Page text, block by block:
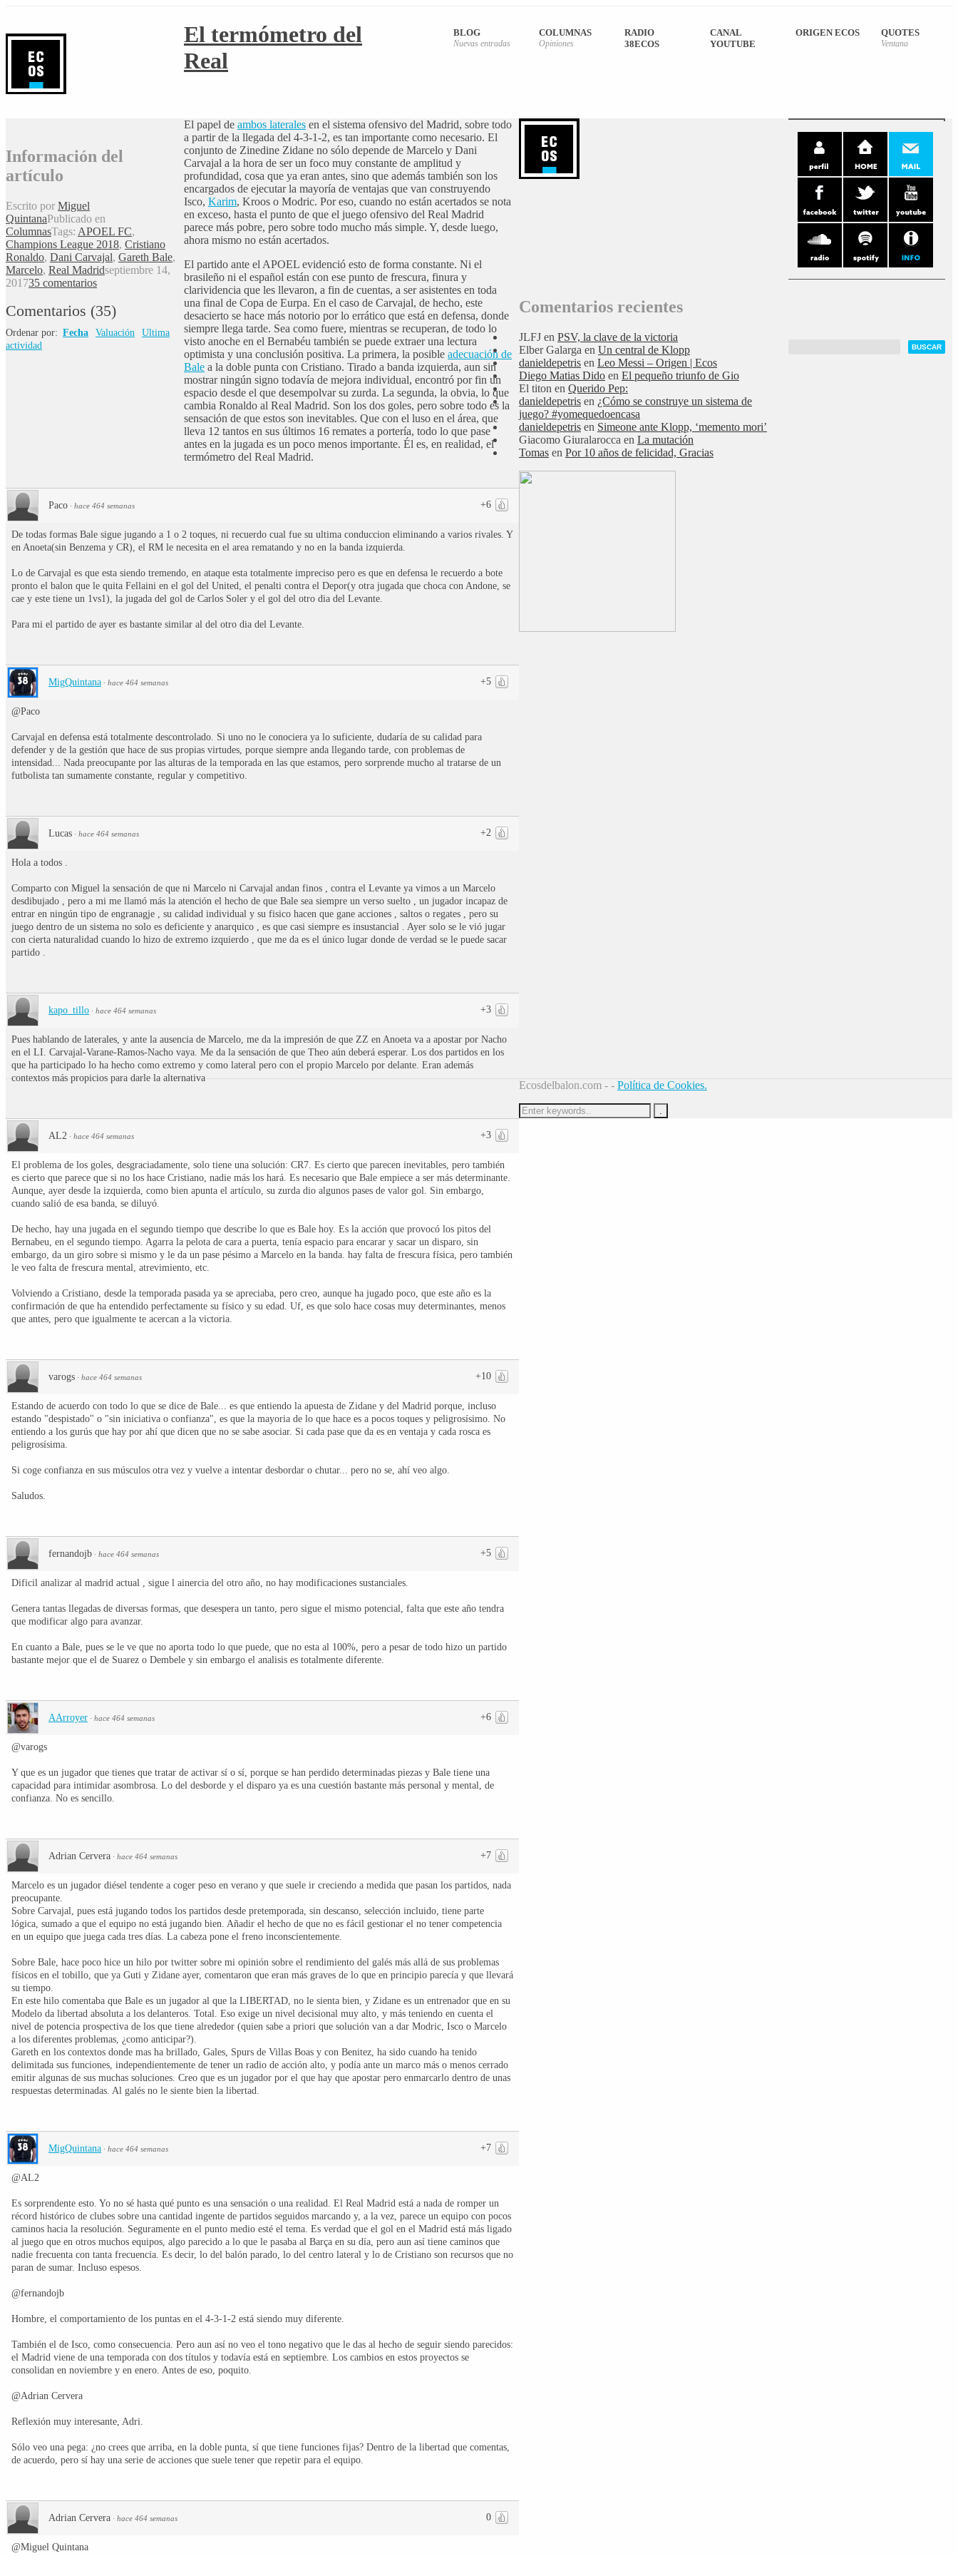
BLOG
Nuevas entradas
COLUMNAS
Opiniones
RADIO
38ECOS
CANAL
YOUTUBE
ORIGEN ECOS QUOTES
Ventana
El termómetro del
Real
El papel de ambos laterales en el sistema ofensivo del Madrid, sobre todo
a partir de la llegada del 4-3-1-2, es tan importante como necesario. El
conjunto de Zinedine Zidane no sólo depende de Marcelo y Dani
Carvajal a la hora de ser un foco muy constante de amplitud y
profundidad, cosa que ya eran antes, sino que además también son los
encargados de ejecutar la mayoría de ventajas que van construyendo
Isco, Karim, Kroos o Modric. Por eso, cuando no están acertados se nota
en exceso, hasta el punto de que el juego ofensivo del Real Madrid
parece más pobre, pero sobre todo mucho más simple. Y, desde luego,
ahora mismo no están acertados.
El partido ante el APOEL evidenció esto de forma constante. Ni el
brasileño ni el español están con ese punto de frescura, finura y
clarividencia que les llevaron, a fin de cuentas, a ser asistentes en toda
una final de Copa de Eurpa. En el caso de Carvajal, de hecho, este
desacierto se hace más notorio por lo errático que está en defensa, donde
siempre llega tarde. Sea como fuere, mientras se recuperan, de todo lo
visto anoche en el Bernabéu también se puede extraer una lectura
optimista y una conclusión positiva. La primera, la posible adecuación de
Bale a la doble punta con Cristiano. Tirado a banda izquierda, aun sin
mostrar ningún signo todavía de mejora individual, encontró por fin un
espacio desde el que desempolvar su zurda. La segunda, la obvia, lo que
cambia Ronaldo al Real Madrid. Son los dos goles, pero sobre todo es la
sensación de que estos son inevitables. Que con el luso en el área, que
lleva 12 tantos en sus últimos 16 remates a portería, todo lo que pase
antes en la jugada es un poco menos importante. Él es, en realidad, el
termómetro del Real Madrid.
Información del
artículo
Escrito por Miguel
QuintanaPublicado en
ColumnasTags: APOEL FC,
Champions League 2018, Cristiano
Ronaldo, Dani Carvajal, Gareth Bale,
Marcelo, Real Madridseptiembre 14,
201735 comentarios
Comentarios (35)
Ordenar por: Fecha Valuación
Ultima
actividad
+6
Paco · hace 464 semanas
De todas formas Bale sigue jugando a 1 o 2 toques, ni recuerdo cual fue su ultima conduccion eliminando a varios rivales. Y
en Anoeta(sin Benzema y CR), el RM le necesita en el area rematando y no en la banda izquierda.
Lo de Carvajal es que esta siendo tremendo, en ataque esta totalmente impreciso pero es que en defensa le recuerdo a bote
pronto el balon que le quita Fellaini en el gol del United, el penalti contra el Depor(y otra jugada que choca con Andone, se
cae y este tiene un 1vs1), la jugada del gol de Carlos Soler y el gol del otro dia del Levante.
Para mi el partido de ayer es bastante similar al del otro dia del Levante.
+5
MigQuintana · hace 464 semanas
@Paco
Carvajal en defensa está totalmente descontrolado. Si uno no le conociera ya lo suficiente, dudaría de su calidad para
defender y de la gestión que hace de sus propias virtudes, porque siempre anda llegando tarde, con problemas de
intensidad... Nada preocupante por las alturas de la temporada en las que estamos, pero sorprende mucho al tratarse de un
futbolista tan sumamente constante, regular y competitivo.
+2
Lucas · hace 464 semanas
Hola a todos .
Comparto con Miguel la sensación de que ni Marcelo ni Carvajal andan finos , contra el Levante ya vimos a un Marcelo
desdibujado , pero a mi me llamó más la atención el hecho de que Bale sea siempre un verso suelto , un jugador incapaz de
entrar en ningún tipo de engranagje , su calidad individual y su fisico hacen que gane acciones , saltos o regates , pero su
juego dentro de un sistema no solo es deficiente y anarquico , es que casi siempre es insustancial . Ayer solo se le vió jugar
con cierta naturalidad cuando lo hizo de extremo izquierdo , que me da es el único lugar donde de verdad se le puede sacar
partido .
+3
kapo_tillo · hace 464 semanas
Pues hablando de laterales, y ante la ausencia de Marcelo, me da la impresión de que ZZ en Anoeta va a apostar por Nacho
en el LI. Carvajal-Varane-Ramos-Nacho vaya. Me da la sensación de que Theo aún deberá esperar. Los dos partidos en los
que ha participado lo ha hecho como extremo y como lateral pero con el propio Marcelo por delante. Eran además
contextos más propicios para darle la alternativa
+3
AL2 · hace 464 semanas
El problema de los goles, desgraciadamente, solo tiene una solución: CR7. Es cierto que parecen inevitables, pero también
es cierto que parece que si no los hace Cristiano, nadie más los hará. Es necesario que Bale empiece a ser más determinante.
Aunque, ayer desde la izquierda, como bien apunta el artículo, su zurda dio algunos pases de valor gol. Sin embargo,
cuando salió de esa banda, se diluyó.
De hecho, hay una jugada en el segundo tiempo que describe lo que es Bale hoy. Es la acción que provocó los pitos del
Bernabeu, en el segundo tiempo. Agarra la pelota de cara a puerta, tenía espacio para encarar y sacar un disparo, sin
embargo, da un giro sobre si mismo y le da un pase pésimo a Marcelo en la banda. hay falta de frescura física, pero también
le veo falta de frescura mental, atrevimiento, etc.
Volviendo a Cristiano, desde la temporada pasada ya se apreciaba, pero creo, aunque ha jugado poco, que este año es la
confirmación de que ha entendido perfectamente su físico y su edad. Uf, es que solo hace cosas muy determinantes, menos
que antes, pero que igualmente te acercan a la victoria.
+10
varogs · hace 464 semanas
Estando de acuerdo con todo lo que se dice de Bale... es que entiendo la apuesta de Zidane y del Madrid porque, incluso
estando "despistado" o "sin iniciativa o confianza", es que la mayoria de lo que hace es a pocos toques y peligrosísimo. No
entiendo a los gurús que hay por ahí que dicen que no se sabe asociar. Si cada pase que da es en ventaja y cada rosca es
peligrosísima.
Si coge confianza en sus músculos otra vez y vuelve a intentar desbordar o chutar... pero no se, ahí veo algo.
Saludos.
+5
fernandojb · hace 464 semanas
Dificil analizar al madrid actual , sigue l ainercia del otro año, no hay modificaciones sustanciales.
Genera tantas llegadas de diversas formas, que desespera un tanto, pero sigue el mismo potencial, falta que este año tendra
que modificar algo para avanzar.
En cuanto a Bale, pues se le ve que no aporta todo lo que puede, que no esta al 100%, pero a pesar de todo hizo un partido
bastante mejor que el de Suarez o Dembele y sin embargo el analisis es totalmente diferente.
+6
AArroyer · hace 464 semanas
@varogs
Y que es un jugador que tienes que tratar de activar sí o sí, porque se han perdido determinadas piezas y Bale tiene una
capacidad para intimidar asombrosa. Lo del desborde y el disparo ya es una cuestión bastante más personal y mental, de
confianza. No es sencillo.
+7
Adrian Cervera · hace 464 semanas
Marcelo es un jugador diésel tendente a coger peso en verano y que suele ir creciendo a medida que pasan los partidos, nada
preocupante.
Sobre Carvajal, pues está jugando todos los partidos desde pretemporada, sin descanso, selección incluido, tiene parte
lógica, sumado a que el equipo no está jugando bien. Añadir el hecho de que no es fácil gestionar el no tener competencia
en un equipo que juega cada tres días. La cabeza pone el freno inconscientemente.
Sobre Bale, hace poco hice un hilo por twitter sobre mi opinión sobre el rendimiento del galés más allá de sus problemas
físicos en el tobillo, que ya Guti y Zidane ayer, comentaron que eran más graves de lo que en principio parecía y que llevará
su tiempo.
En este hilo comentaba que Bale es un jugador al que la LIBERTAD, no le sienta bien, y Zidane es un entrenador que en su
Modelo da libertad absoluta a los delanteros. Total. Eso exige un nivel decisional muy alto, y más teniendo en cuenta el
nivel de potencia prospectiva de los que tiene alrededor (quien sabe a priori que solución van a dar Modric, Isco o Marcelo
a los diferentes problemas, ¿como anticipar?).
Gareth en los contextos donde mas ha brillado, Gales, Spurs de Villas Boas y con Benitez, ha sido cuando ha tenido
delimitada sus funciones, independientemente de tener un radio de acción alto, y podía ante un marco más o menos cerrado
emitir algunas de sus muchas soluciones. Creo que es un jugador por el que hay que apostar pero enmarcarlo dentro de unas
respuestas determinadas. Al galés no le siente bien la libertad.
+7
MigQuintana · hace 464 semanas
@AL2
Es sorprendente esto. Yo no sé hasta qué punto es una sensación o una realidad. El Real Madrid está a nada de romper un
récord histórico de clubes sobre una cantidad ingente de partidos seguidos marcando y, a la vez, parece un equipo con pocos
caminos hacia la resolución. Seguramente en el punto medio esté el tema. Es verdad que el gol en el Madrid está más ligado
al juego que en otros muchos equipos, algo parecido a lo que le pasaba al Barça en su día, pero aun así tiene caminos que
nadie frecuenta con tanta frecuencia. Es decir, lo del balón parado, lo del centro lateral y lo de Cristiano son recursos que no
paran de sumar. Incluso espesos.
@fernandojb
Hombre, el comportamiento de los puntas en el 4-3-1-2 está siendo muy diferente.
También el de Isco, como consecuencia. Pero aun así no veo el tono negativo que le das al hecho de seguir siendo parecidos:
el Madrid viene de una temporada con dos títulos y todavía está en septiembre. Los cambios en estos proyectos se
consolidan en noviembre y en enero. Antes de eso, poquito.
@Adrian Cervera
Reflexión muy interesante, Adri.
Sólo veo una pega: ¿no crees que arriba, en la doble punta, sí que tiene funciones fijas? Dentro de la libertad que comentas,
de acuerdo, pero sí hay una serie de acciones que suele tener que repetir para el equipo.
0
Adrian Cervera · hace 464 semanas
@Miguel Quintana
Comentarios recientes
JLFJ en PSV, la clave de la victoria
Elber Galarga en Un central de Klopp
danieldepetris en Leo Messi – Origen | Ecos
Diego Matias Dido en El pequeño triunfo de Gio
El titon en Querido Pep:
danieldepetris en ¿Cómo se construye un sistema de
juego? #yomequedoencasa
danieldepetris en Simeone ante Klopp, ‘memento mori’
Giacomo Giuralarocca en La mutación
Tomas en Por 10 años de felicidad, Gracias
Ecosdelbalon.com - - Política de Cookies.